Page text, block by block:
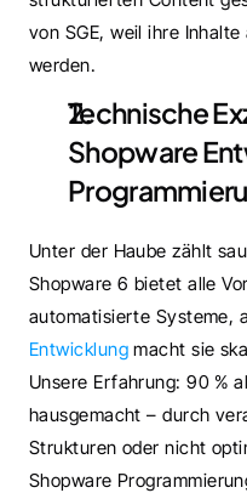
von SGE, weil ihre
werden.
Technische
Shopware
Unter der Haube zählt
Shopware 6 bietet alle
automatisierte Systeme,
Entwicklung macht sie
Unsere Erfahrung: 90 %
hausgemacht – durch
Strukturen oder nicht
Shopware